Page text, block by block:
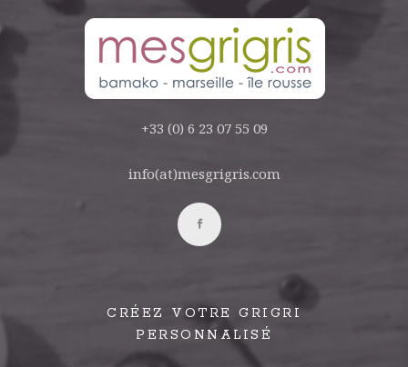
+33 (0) 6 23 07 55 09
info(at)mesgrigris.com
CRÉEZ VOTRE GRIGRI
PERSONNALISÉ